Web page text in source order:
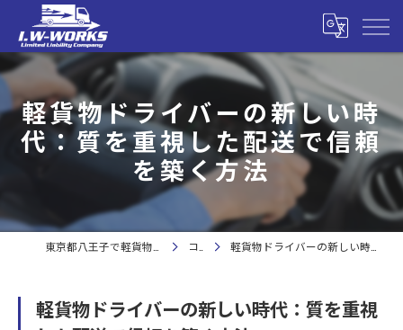
軽貨物ドライバーの新しい時
代：質を重視した配送で信頼
を築く方法
コラム 軽貨物ドライバーの新しい時代：質を重視した配送で信頼を築く方法
軽貨物ドライバーの新しい時代：質を重視